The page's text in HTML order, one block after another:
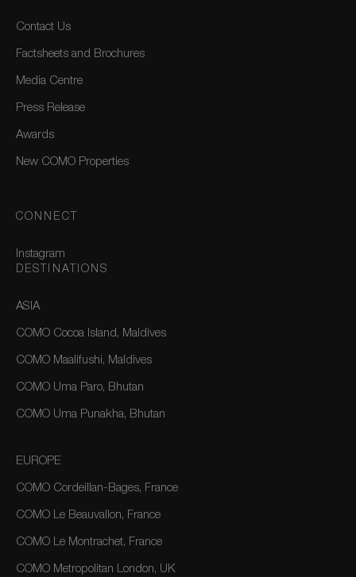
Contact Us
Factsheets and Brochures
Media Centre
Press Release
Awards
New COMO Properties
CONNECT
Instagram
DESTINATIONS
ASIA
COMO Cocoa Island, Maldives
COMO Maalifushi, Maldives
COMO Uma Paro, Bhutan
COMO Uma Punakha, Bhutan
EUROPE
COMO Cordeillan-Bages, France
COMO Le Beauvallon, France
COMO Le Montrachet, France
COMO Metropolitan London, UK